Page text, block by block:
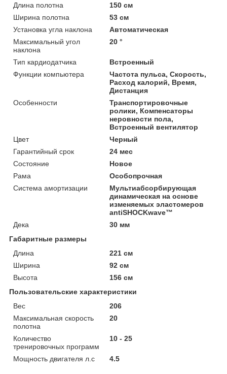
Длина полотна
150 см
Ширина полотна
53 см
Установка угла наклона
Автоматическая
Максимальный угол
наклона
20 °
Тип кардиодатчика
Встроенный
Функции компьютера
Частота пульса, Скорость,
Расход калорий, Время,
Дистанция
Особенности
Транспортировочные
ролики, Компенсаторы
неровности пола,
Встроенный вентилятор
Цвет
Черный
Гарантийный срок
24 мес
Состояние
Новое
Рама
Особопрочная
Система амортизации
Мультиабсорбирующая
динамическая на основе
изменяемых эластомеров
antiSHOCKwave™
Дека
30 мм
Габаритные размеры
Длина
221 см
Ширина
92 см
Высота
156 см
Пользовательские характеристики
Вес
206
Максимальная скорость
полотна
20
Количество
тренировочных программ
10 - 25
Мощность двигателя л.с 4.5